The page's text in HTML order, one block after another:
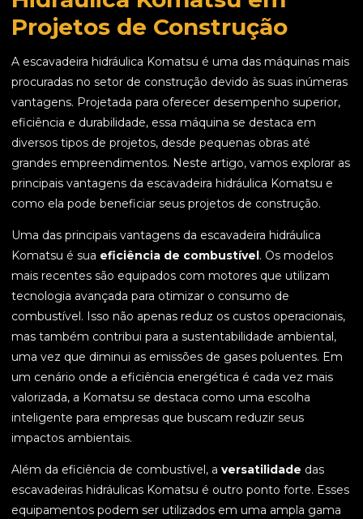
Projetos de Construção
A escavadeira hidráulica Komatsu é uma das máquinas mais
procuradas no setor de construção devido às suas inúmeras
vantagens. Projetada para oferecer desempenho superior,
eficiência e durabilidade, essa máquina se destaca em
diversos tipos de projetos, desde pequenas obras até
grandes empreendimentos. Neste artigo, vamos explorar as
principais vantagens da escavadeira hidráulica Komatsu e
como ela pode beneficiar seus projetos de construção.
Uma das principais vantagens da escavadeira hidráulica
Komatsu é sua eficiência de combustível. Os modelos
mais recentes são equipados com motores que utilizam
tecnologia avançada para otimizar o consumo de
combustível. Isso não apenas reduz os custos operacionais,
mas também contribui para a sustentabilidade ambiental,
uma vez que diminui as emissões de gases poluentes. Em
um cenário onde a eficiência energética é cada vez mais
valorizada, a Komatsu se destaca como uma escolha
inteligente para empresas que buscam reduzir seus
impactos ambientais.
Além da eficiência de combustível, a versatilidade das
escavadeiras hidráulicas Komatsu é outro ponto forte. Esses
equipamentos podem ser utilizados em uma ampla gama